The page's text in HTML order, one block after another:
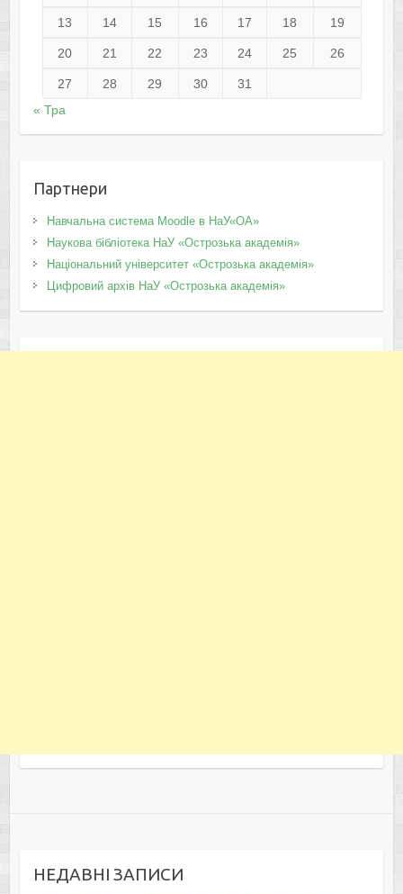
13 14 15 16 17 18 19
20 21 22 23 24 25 26
27 28 29 30
31
« Тра
Партнери
Навчальна система Moodle в НаУ«ОА»
Наукова бібліотека НаУ «Острозька академія»
Національний університет «Острозька академія»
Цифровий архів НаУ «Острозька академія»
НЕДАВНІ ЗАПИСИ